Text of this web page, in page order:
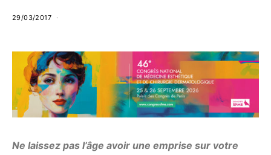
29/03/2017
Ne laissez pas l’âge avoir une emprise sur votre